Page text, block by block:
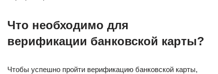
Что необходимо для
верификации банковской карты?
Чтобы успешно пройти верификацию банковской карты,